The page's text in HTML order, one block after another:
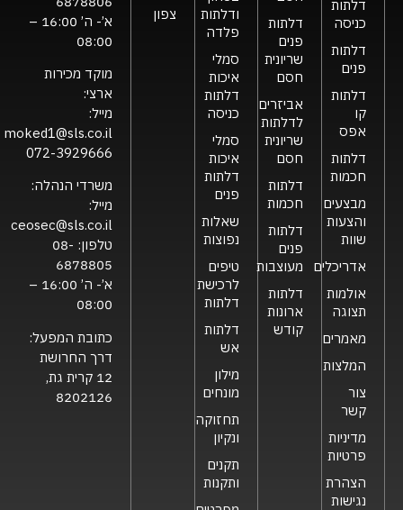
דלתות
כניסה
דלתות
פנים
דלתות
קו
אפס
דלתות
חכמות
מבצעים
והצעות
שוות
אדריכלים
אולמות
תצוגה
מאמרים
המלצות
צור
קשר
מדיניות
פרטיות
הצהרת
נגישות
דלתות
פנים
שריונית
חסם
אביזרים
לדלתות
שריונית
חסם
דלתות
חכמות
דלתות
פנים
מעוצבות
דלתות
ארונות
קודש
ודלתות
פלדה
סמלי
איכות
דלתות
כניסה
סמלי
איכות
דלתות
פנים
שאלות
נפוצות
טיפים
לרכישת
דלתות
דלתות
אש
מילון
מונחים
תחזוקה
ונקיון
תקנים
ותקנות
צפון
א’- ה’ 16:00 –
08:00
מוקד מכירות
ארצי:
מייל:
moked1@sls.co.il
072-3929666
משרדי הנהלה:
מייל:
ceosec@sls.co.il
טלפון: 08-
6878805
א’- ה’ 16:00 –
08:00
כתובת המפעל:
דרך החרושת
12 קרית גת,
8202126